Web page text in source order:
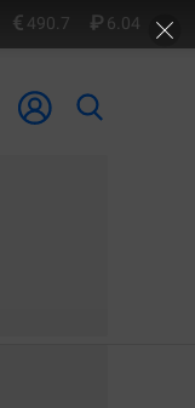
490.7 6.04